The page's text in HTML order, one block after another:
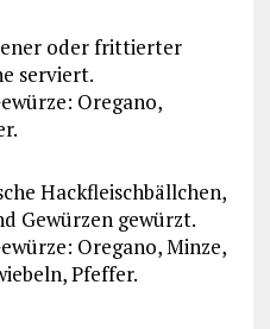
oder frittierter
serviert.
Oregano,
Hackfleischbällchen,
Gewürzen gewürzt.
Oregano, Minze,
Pfeffer.